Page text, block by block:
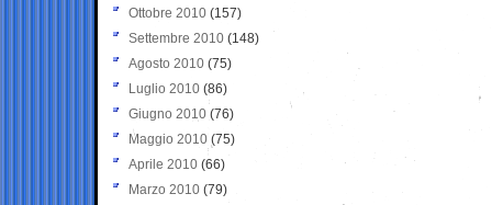
Ottobre 2010 (157)
Settembre 2010 (148)
Agosto 2010 (75)
Luglio 2010 (86)
Giugno 2010 (76)
Maggio 2010 (75)
Aprile 2010 (66)
Marzo 2010 (79)